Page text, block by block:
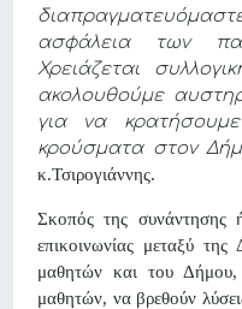
ασφάλεια των
Χρειάζεται
ακολουθούμε
για να
κρούσματα στον
κ.Τσιρογιάννης.
Σκοπός της συνάντησης
επικοινωνίας μεταξύ της
μαθητών και του
μαθητών, να βρεθούν